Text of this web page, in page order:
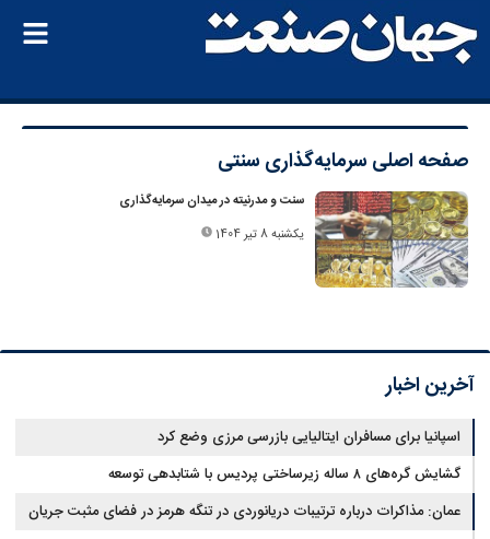
صفحه اصلی سرمایه‌گذاری سنتی
سنت و مدرنیته در میدان سرمایه‌گذاری
یکشنبه 8 تیر 1404
آخرین اخبار
اسپانیا برای مسافران ایتالیایی بازرسی مرزی وضع کرد
گشایش گره‌های ۸ ساله زیرساختی پردیس با شتابدهی توسعه
عمان: مذاکرات درباره ترتیبات دریانوردی در تنگه هرمز در فضای مثبت جریان